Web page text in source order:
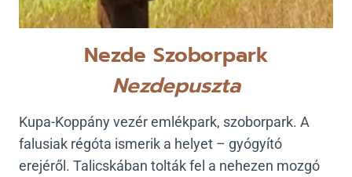
Nezde Szoborpark
Nezdepuszta
Kupa-Koppány vezér emlékpark, szoborpark. A
falusiak régóta ismerik a helyet – gyógyító
erejéről. Talicskában tolták fel a nehezen mozgó